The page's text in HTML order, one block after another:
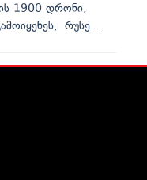
1900 დრონი,
რუსე...